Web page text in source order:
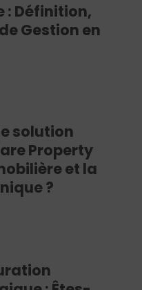
: Définition,
Gestion en
solution
Property
et la
?